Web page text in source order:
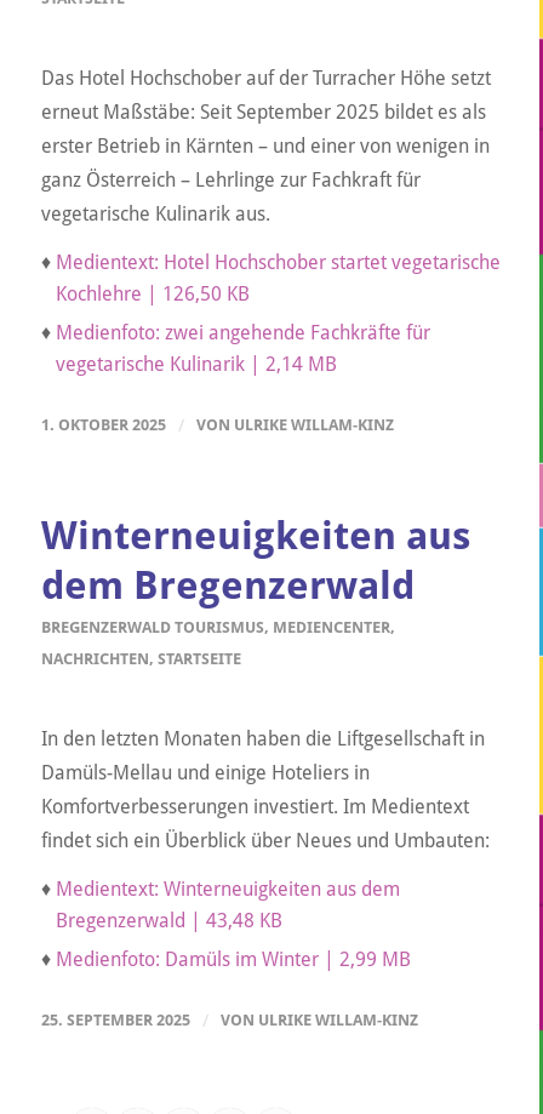
Das Hotel Hochschober auf der Turracher Höhe setzt
erneut Maßstäbe: Seit September 2025 bildet es als
erster Betrieb in Kärnten – und einer von wenigen in
ganz Österreich – Lehrlinge zur Fachkraft für
vegetarische Kulinarik aus.
♦ Medientext: Hotel Hochschober startet vegetarische
Kochlehre | 126,50 KB
♦ Medienfoto: zwei angehende Fachkräfte für
vegetarische Kulinarik | 2,14 MB
1. OKTOBER 2025 / VON ULRIKE WILLAM-KINZ
Winterneuigkeiten aus
dem Bregenzerwald
BREGENZERWALD TOURISMUS, MEDIENCENTER,
NACHRICHTEN, STARTSEITE
In den letzten Monaten haben die Liftgesellschaft in
Damüls-Mellau und einige Hoteliers in
Komfortverbesserungen investiert. Im Medientext
findet sich ein Überblick über Neues und Umbauten:
♦ Medientext: Winterneuigkeiten aus dem
Bregenzerwald | 43,48 KB
♦ Medienfoto: Damüls im Winter | 2,99 MB
25. SEPTEMBER 2025 / VON ULRIKE WILLAM-KINZ